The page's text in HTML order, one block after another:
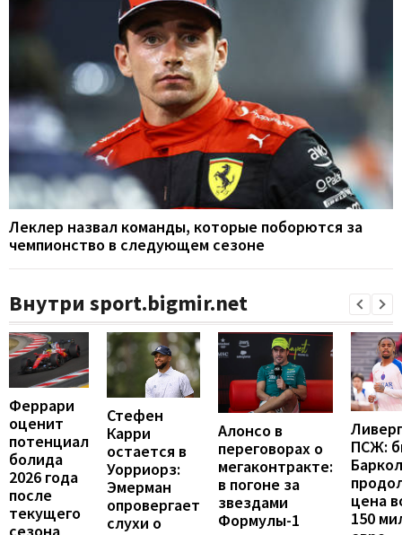
Леклер назвал команды, которые поборются за
чемпионство в следующем сезоне
Внутри sport.bigmir.net
Феррари
оценит
потенциал
болида
2026 года
после
текущего
Стефен
Карри
остается в
Уорриорз:
Эмерман
опровергает
слухи о
Алонсо в
переговорах о
мегаконтракте:
в погоне за
звездами
Формулы-1
ПСЖ:
цена
150